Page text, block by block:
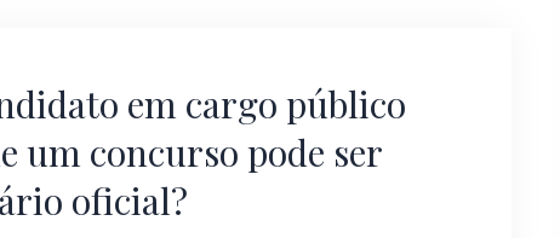
em cargo público
um concurso pode ser
oficial?